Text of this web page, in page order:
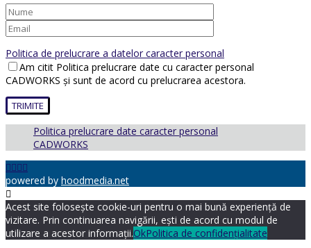
Politica de prelucrare a datelor caracter personal
Am citit Politica prelucrare date cu caracter personal
CADWORKS și sunt de acord cu prelucrarea acestora.
Politica prelucrare date caracter personal
CADWORKS
powered by hoodmedia.net
Acest site folosește cookie-uri pentru o mai bună experiență de
vizitare. Prin continuarea navigării, ești de acord cu modul de
utilizare a acestor informații.OkPolitica de confidențialitate